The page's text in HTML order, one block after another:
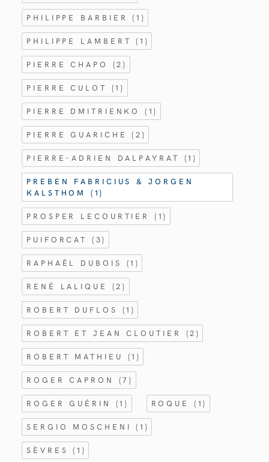
PHILIPPE BARBIER(1)
PHILIPPE LAMBERT(1)
PIERRE CHAPO (2)
PIERRE CULOT (1)
PIERRE DMITRIENKO(1)
PIERRE GUARICHE(2)
PIERRE-ADRIEN DALPAYRAT (1)
PREBEN FABRICIUS & JORGEN
KALSTHOM(1)
PROSPER LECOURTIER(1)
PUIFORCAT (3)
RAPHAËL DUBOIS (1)
RENÉ LALIQUE (2)
ROBERT DUFLOS (1)
ROBERT ET JEAN CLOUTIER (2)
ROBERT MATHIEU (1)
ROGER CAPRON (7)
ROGER GUÉRIN (1) ROQUE (1)
SERGIO MOSCHENI(1)
SÈVRES(1)